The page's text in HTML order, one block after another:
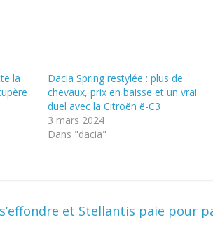
la
Dacia Spring restylée : plus de
chevaux, prix en baisse et un vrai
duel avec la Citroën ë-C3
3 mars 2024
Dans "dacia"
et Stellantis paie pour